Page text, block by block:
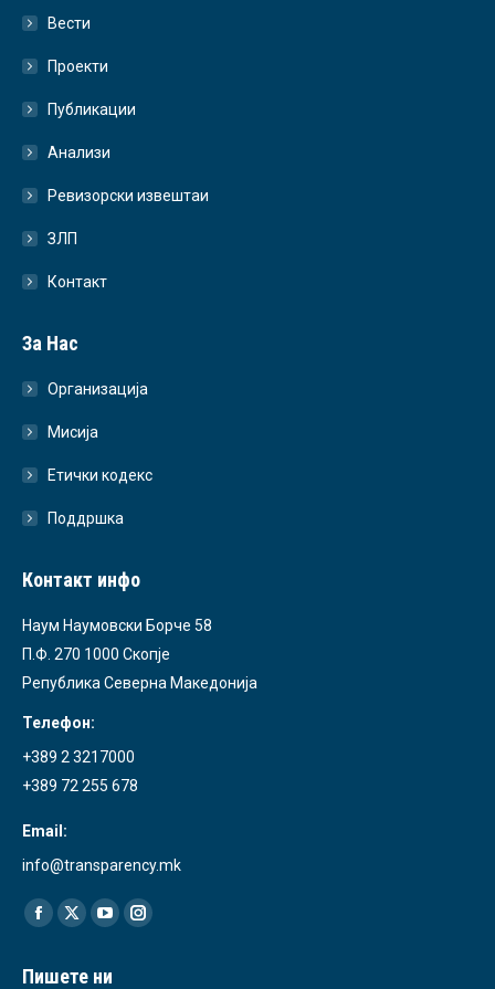
Вести
Проекти
Публикации
Анализи
Ревизорски извештаи
ЗЛП
Контакт
За Нас
Организација
Мисија
Етички кодекс
Поддршка
Контакт инфо
Наум Наумовски Борче 58
П.Ф. 270 1000 Скопје
Република Северна Македонија
Телефон:
+389 2 3217000
+389 72 255 678
Email:
info@transparency.mk
Find us on:
Facebook
opens
X
opens
YouTube
opens
Instagram
Пишете ни